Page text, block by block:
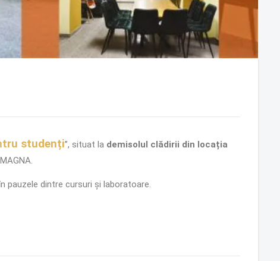
studenți”, situat la demisolul clădirii din locația
pauzele dintre cursuri și laboratoare.